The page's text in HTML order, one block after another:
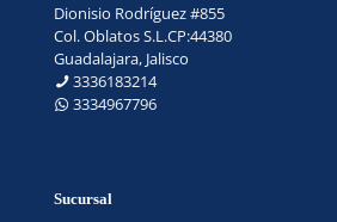
Dionisio Rodríguez #855
Col. Oblatos S.L.CP:44380
Guadalajara, Jalisco
3336183214
3334967796
Sucursal